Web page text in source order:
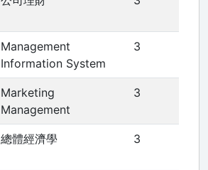
Management
Information System
3
Marketing
Management
3
總體經濟學 3